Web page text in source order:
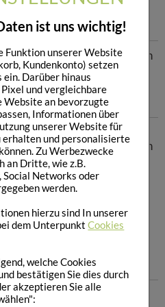
ist uns wichtig!
Funktion unserer Website
Kundenkonto) setzen
ein. Darüber hinaus
und vergleichbare
Website an bevorzugte
Informationen über
unserer Website für
und personalisierte
Zu Werbezwecke
an Dritte, wie z.B.
Social Networks oder
werden.
hierzu sind In unserer
dem UnterpunktCookies
welche Cookies
bestätigen Sie dies durch
akzeptieren Sie alle
in 200ml Flüssigkeit lösen
darf nicht
dienen
und
und eine gesunde
Reichweite von Kindern
Schwangeren, Stillenden,
werden. Kühl, trocken
Magnesiumsalze